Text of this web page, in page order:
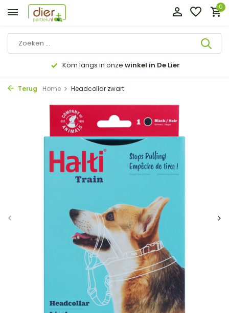
0
Kom langs in onzewinkel in De Lier
Terug Home Headcollar zwart